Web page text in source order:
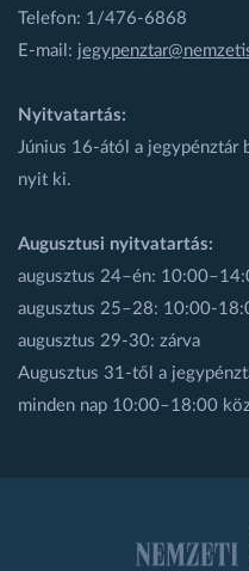
Telefon: 1/476-6868
E-mail:
Nyitvatartás:
Június 16-ától a jegypénztár
nyit ki.
Augusztusi nyitvatartás:
augusztus 24–én:
augusztus 25–28: 10:00-
augusztus 29-30: zárva
Augusztus 31-től a
minden nap 10:00–18:00